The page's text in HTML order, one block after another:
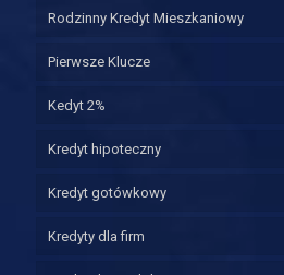
Rodzinny Kredyt Mieszkaniowy
Pierwsze Klucze
Kedyt 2%
Kredyt hipoteczny
Kredyt gotówkowy
Kredyty dla firm